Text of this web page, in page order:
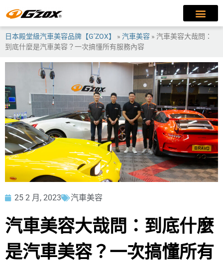
日本殿堂級汽車美容品牌【G’ZOX】 » 汽車美容 » 汽車美容大哉問：
到底什麼是汽車美容？一次搞懂所有服務內容
25 2 月, 2023 汽車美容
汽車美容大哉問：到底什麼
是汽車美容？一次搞懂所有